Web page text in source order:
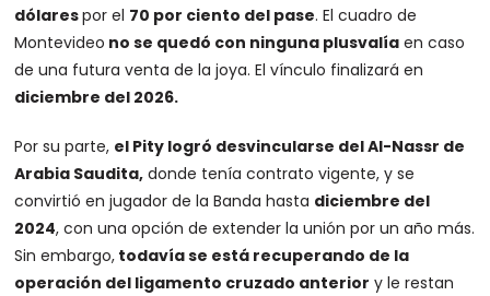
dólarespor el 70 por ciento del pase. El cuadro de
Montevideo no se quedó con ninguna plusvalía en caso
de una futura venta de la joya. El vínculo finalizará en
diciembre del 2026.
Por su parte, el Pity logró desvincularse del Al-Nassr de
Arabia Saudita, donde tenía contrato vigente, y se
convirtió en jugador de la Banda hasta diciembre del
2024, con una opción de extender la unión por un año más.
Sin embargo, todavía se está recuperando de la
operación del ligamento cruzado anterior y le restan